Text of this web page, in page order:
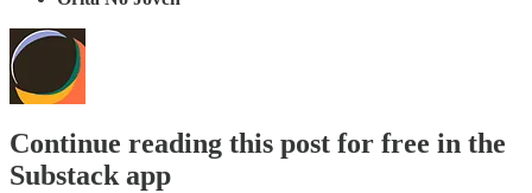
Continue reading this post for free in the
Substack app